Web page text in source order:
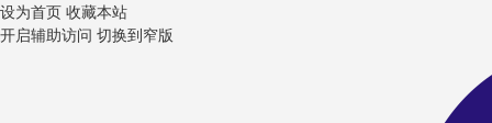
设为首页 收藏本站
开启辅助访问 切换到窄版